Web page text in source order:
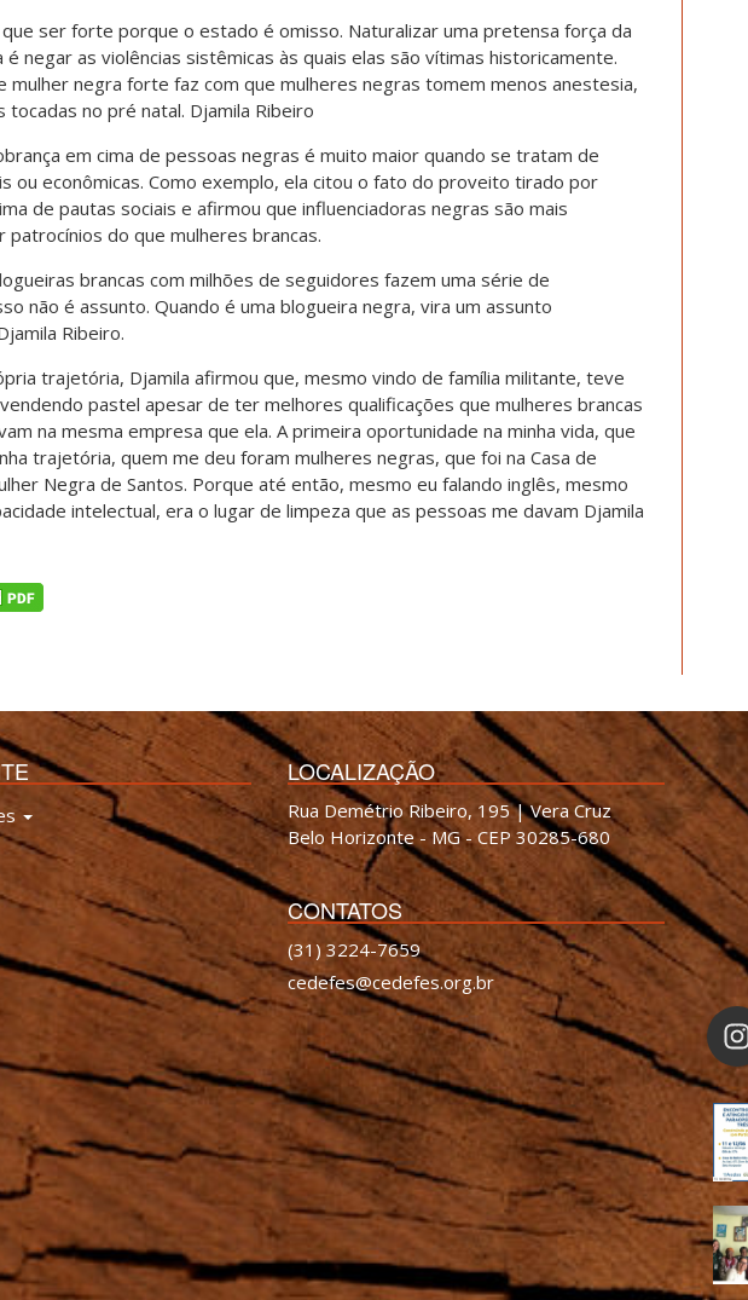
ser forte porque o estado é omisso. Naturalizar uma pretensa força da
é negar as violências sistêmicas às quais elas são vítimas historicamente.
mulher negra forte faz com que mulheres negras tomem menos anestesia,
tocadas no pré natal. Djamila Ribeiro
em cima de pessoas negras é muito maior quando se tratam de
ou econômicas. Como exemplo, ela citou o fato do proveito tirado por
de pautas sociais e afirmou que influenciadoras negras são mais
patrocínios do que mulheres brancas.
brancas com milhões de seguidores fazem uma série de
não é assunto. Quando é uma blogueira negra, vira um assunto
Ribeiro.
trajetória, Djamila afirmou que, mesmo vindo de família militante, teve
pastel apesar de ter melhores qualificações que mulheres brancas
na mesma empresa que ela. A primeira oportunidade na minha vida, que
trajetória, quem me deu foram mulheres negras, que foi na Casa de
Negra de Santos. Porque até então, mesmo eu falando inglês, mesmo
intelectual, era o lugar de limpeza que as pessoas me davam Djamila
LOCALIZAÇÃO
Rua Demétrio Ribeiro, 195 | Vera Cruz
Belo Horizonte - MG - CEP 30285-680
CONTATOS
(31) 3224-7659
cedefes@cedefes.org.br